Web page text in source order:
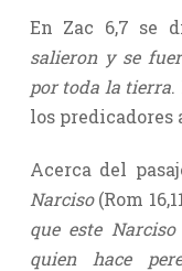
En Zac 6,7 se
salieron y se
por toda la tierra.
los predicadores
Acerca del
Narciso(Rom
que este
quien hace